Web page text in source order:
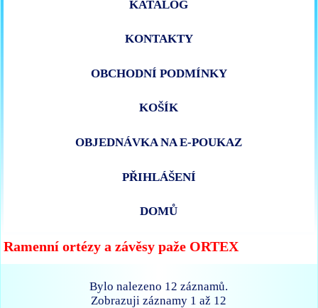
KATALOG
KONTAKTY
OBCHODNÍ PODMÍNKY
KOŠÍK
OBJEDNÁVKA NA E-POUKAZ
PŘIHLÁŠENÍ
DOMŮ
Ramenní ortézy a závěsy paže ORTEX
Bylo nalezeno 12 záznamů.
Zobrazuji záznamy 1 až 12